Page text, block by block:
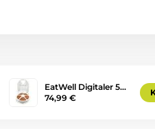
EatWell Digitaler 5…
74,99 €